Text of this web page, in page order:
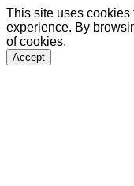
This site uses cookies
experience. By
of cookies.
Accept